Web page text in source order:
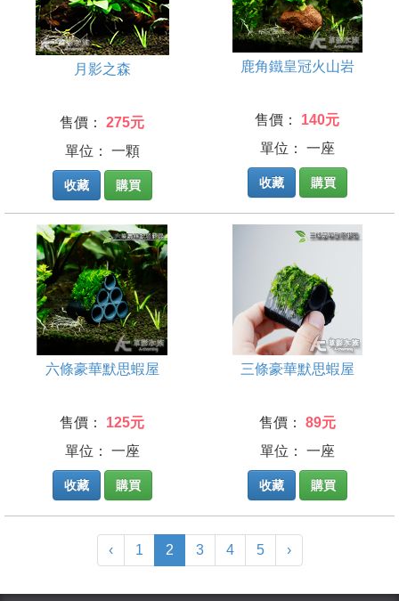
月影之森
售價：
275元
單位： 一顆
收藏 購買
鹿角鐵皇冠火山岩
售價：
140元
單位： 一座
收藏 購買
六條豪華默思蝦屋
售價：
125元
單位： 一座
收藏 購買
三條豪華默思蝦屋
售價：
89元
單位： 一座
收藏 購買
‹ 1 2(current)
3 4 5 ›